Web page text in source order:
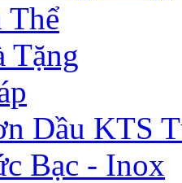
Tặng
Dầu KTS
Bạc - Inox